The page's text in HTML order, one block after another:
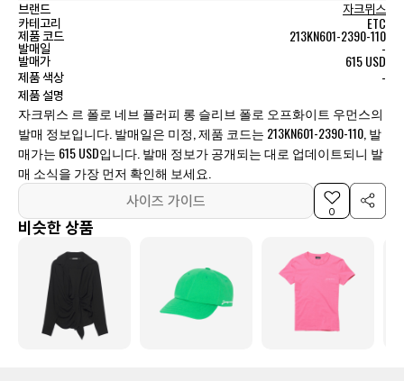
브랜드
자크뮈스
카테고리
ETC
제품 코드 213KN601-2390-110
발매일 -
발매가 615 USD
제품 색상 -
제품 설명
자크뮈스 르 폴로 네브 플러피 롱 슬리브 폴로 오프화이트 우먼스의
발매 정보입니다. 발매일은 미정, 제품 코드는 213KN601-2390-110, 발
매가는 615 USD입니다. 발매 정보가 공개되는 대로 업데이트되니 발
매 소식을 가장 먼저 확인해 보세요.
사이즈 가이드
0
비슷한 상품